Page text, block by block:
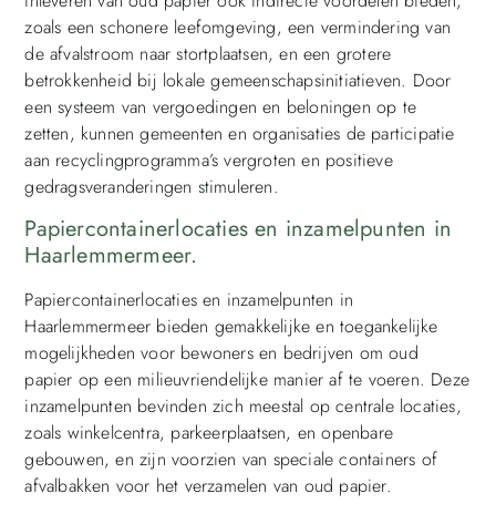
zoals een schonere leefomgeving, een vermindering van
de afvalstroom naar stortplaatsen, en een grotere
betrokkenheid bij lokale gemeenschapsinitiatieven. Door
een systeem van vergoedingen en beloningen op te
zetten, kunnen gemeenten en organisaties de participatie
aan recyclingprogramma’s vergroten en positieve
gedragsveranderingen stimuleren.
Papiercontainerlocaties en inzamelpunten in
Haarlemmermeer.
Papiercontainerlocaties en inzamelpunten in
Haarlemmermeer bieden gemakkelijke en toegankelijke
mogelijkheden voor bewoners en bedrijven om oud
papier op een milieuvriendelijke manier af te voeren. Deze
inzamelpunten bevinden zich meestal op centrale locaties,
zoals winkelcentra, parkeerplaatsen, en openbare
gebouwen, en zijn voorzien van speciale containers of
afvalbakken voor het verzamelen van oud papier.